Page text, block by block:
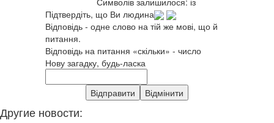
Підтвердіть, що Ви людина
Відповідь - одне слово на тій же мові, що й
питання.
Відповідь на питання «скільки» - число
Нову загадку, будь-ласка
Другие новости: